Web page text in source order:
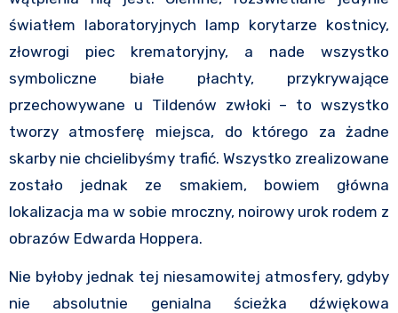
światłem laboratoryjnych lamp korytarze kostnicy,
złowrogi piec krematoryjny, a nade wszystko
symboliczne białe płachty, przykrywające
przechowywane u Tildenów zwłoki – to wszystko
tworzy atmosferę miejsca, do którego za żadne
skarby nie chcielibyśmy trafić. Wszystko zrealizowane
zostało jednak ze smakiem, bowiem główna
lokalizacja ma w sobie mroczny, noirowy urok rodem z
obrazów Edwarda Hoppera.
Nie byłoby jednak tej niesamowitej atmosfery, gdyby
nie absolutnie genialna ścieżka dźwiękowa